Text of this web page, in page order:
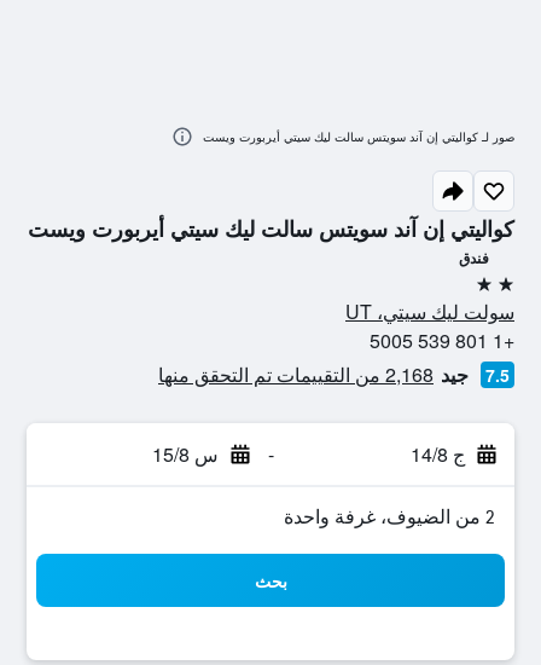
كواليتي إن آند سويتس سالت ليك سيتي أيربورت ويست
فندق
2 نجمتين
سولت ليك سيتي، UT
+1 801 539 5005
7.5 جيد 2,168 من التقييمات تم التحقق منها
ج 14/8 - س 15/8
2 من الضيوف، غرفة واحدة
بحث
صور لـ كواليتي إن آند سويتس سالت ليك سيتي أيربورت ويست